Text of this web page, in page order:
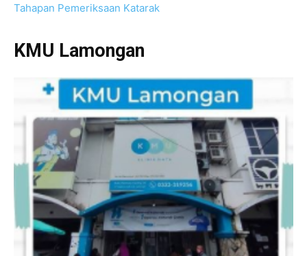
Tahapan Pemeriksaan Katarak
KMU Lamongan